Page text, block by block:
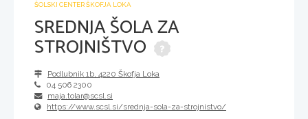
ŠOLSKI CENTER ŠKOFJA LOKA
SREDNJA ŠOLA ZA
STROJNIŠTVO
Podlubnik 1b, 4220 Škofja Loka
04 506 2300
maja.tolar@scsl.si
https://www.scsl.si/srednja-sola-za-strojnistvo/